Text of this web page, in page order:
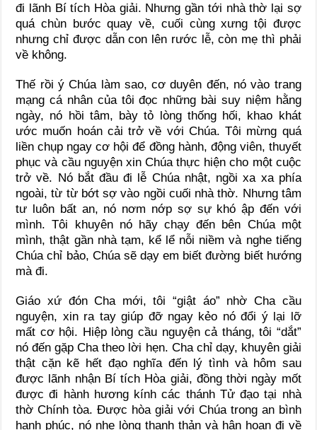
đi lãnh Bí tích Hòa giải. Nhưng gần tới nhà thờ lại sợ
quá chùn bước quay về, cuối cùng xưng tội được
nhưng chỉ được dẫn con lên rước lễ, còn mẹ thì phải
về không.
Thế rồi ý Chúa làm sao, cơ duyên đến, nó vào trang
mạng cá nhân của tôi đọc những bài suy niệm hằng
ngày, nó hồi tâm, bày tỏ lòng thống hối, khao khát
ước muốn hoán cải trở về với Chúa. Tôi mừng quá
liền chụp ngay cơ hội để đồng hành, động viên, thuyết
phục và cầu nguyện xin Chúa thực hiện cho một cuộc
trở về. Nó bắt đầu đi lễ Chúa nhật, ngồi xa xa phía
ngoài, từ từ bớt sợ vào ngồi cuối nhà thờ. Nhưng tâm
tư luôn bất an, nó nơm nớp sợ sự khó ập đến với
mình. Tôi khuyên nó hãy chạy đến bên Chúa một
mình, thật gần nhà tạm, kể lể nỗi niềm và nghe tiếng
Chúa chỉ bảo, Chúa sẽ dạy em biết đường biết hướng
mà đi.
Giáo xứ đón Cha mới, tôi “giật áo” nhờ Cha cầu
nguyện, xin ra tay giúp đỡ ngay kẻo nó đổi ý lại lỡ
mất cơ hội. Hiệp lòng cầu nguyện cả tháng, tôi “dắt”
nó đến gặp Cha theo lời hẹn. Cha chỉ dạy, khuyên giải
thật cặn kẽ hết đạo nghĩa đến lý tình và hôm sau
được lãnh nhận Bí tích Hòa giải, đồng thời ngày mốt
được đi hành hương kính các thánh Tử đạo tại nhà
thờ Chính tòa. Được hòa giải với Chúa trong an bình
hạnh phúc, nó nhẹ lòng thanh thản và hân hoan đi về